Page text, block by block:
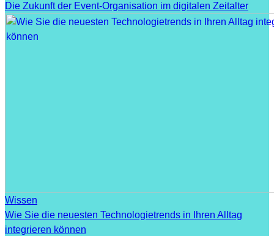
Die Zukunft der Event-Organisation im digitalen Zeitalter
Wissen
Wie Sie die neuesten Technologietrends in Ihren Alltag
integrieren können